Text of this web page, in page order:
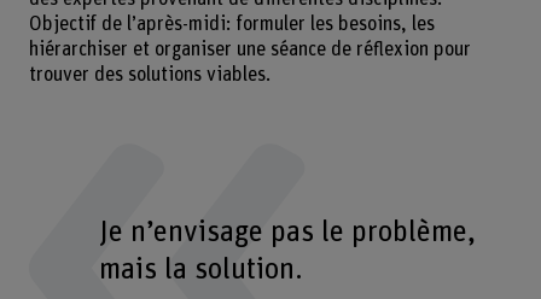
Objectif de l’après-midi: formuler les besoins, les
hiérarchiser et organiser une séance de réflexion pour
trouver des solutions viables.
Je n’envisage pas le problème,
mais la solution.